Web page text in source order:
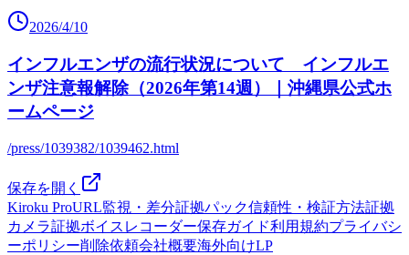
2026/4/10
インフルエンザの流行状況について インフルエ
ンザ注意報解除（2026年第14週）｜沖縄県公式ホ
ームページ
/press/1039382/1039462.html
保存を開く
Kiroku ProURL監視・差分証拠パック信頼性・検証方法証拠
カメラ証拠ボイスレコーダー保存ガイド利用規約プライバシ
ーポリシー削除依頼会社概要海外向けLP